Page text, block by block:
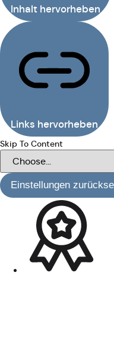
Inhalt hervorheben
Links hervorheben
Skip To Content
Einstellungen